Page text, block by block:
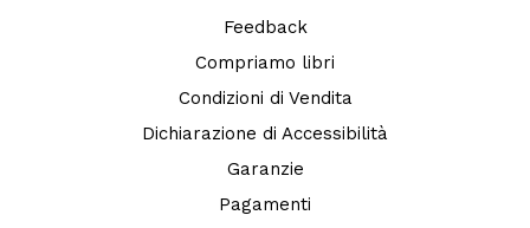
Feedback
Compriamo libri
Condizioni di Vendita
Dichiarazione di Accessibilità
Garanzie
Pagamenti